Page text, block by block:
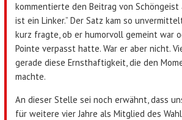
kommentierte den Beitrag von Schöngeist
ist ein Linker.” Der Satz kam so
kurz fragte, ob er humorvoll gemeint war
Pointe verpasst hatte. War er aber nicht.
gerade diese Ernsthaftigkeit, die den
machte.
An dieser Stelle sei noch erwähnt, dass
für weitere vier Jahre als Mitglied des